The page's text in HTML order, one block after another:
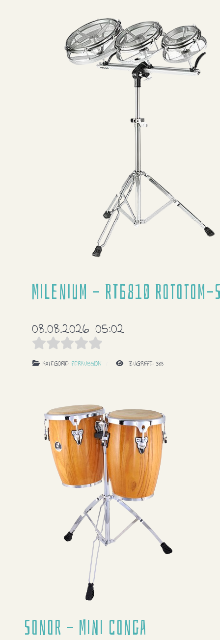
Milenium - RT6810 Rototom-
08.08.2026 05:02
KATEGORIE: PERKUSSION ZUGRIFFE: 388
Sonor - Mini Conga